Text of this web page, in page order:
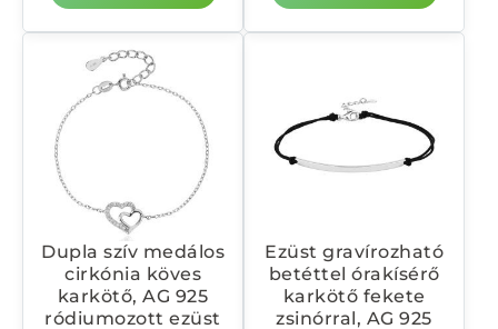
Dupla szív medálos
cirkónia köves
karkötő, AG 925
ródiumozott ezüst
Ezüst gravírozható
betéttel órakísérő
karkötő fekete
zsinórral, AG 925